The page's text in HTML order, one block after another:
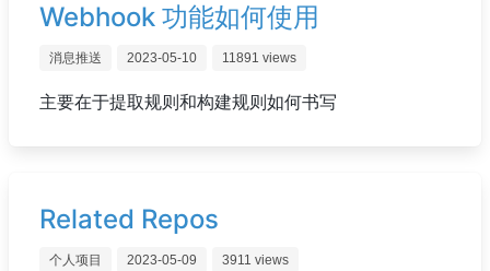
Webhook 功能如何使用
消息推送 2023-05-10 11891 views
主要在于提取规则和构建规则如何书写
Related Repos
个人项目 2023-05-09 3911 views